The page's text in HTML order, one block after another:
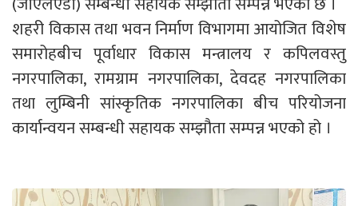
शहरी विकास तथा भवन निर्माण विभागमा आयोजित विशेष
समारोहबीच पूर्वाधार विकास मन्त्रालय र कपिलवस्तु
नगरपालिका, रामग्राम नगरपालिका, देवदह नगरपालिका
तथा लुम्बिनी सांस्कृतिक नगरपालिका बीच परियोजना
कार्यान्वयन सम्बन्धी सहायक सम्झौता सम्पन्न भएको हो ।